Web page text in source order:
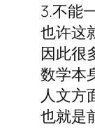
3.不能
也许这
因此很
数学本
人文方
也就是